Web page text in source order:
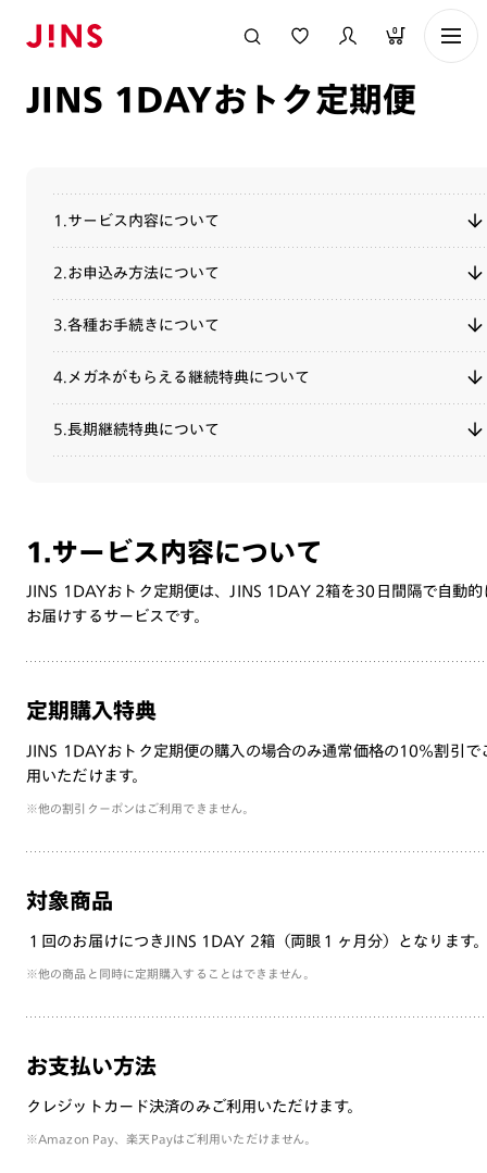
0
メガネのJINS TOP JINS 1DAYおトク定期便
JINS 1DAYおトク定期便
1.サービス内容について
2.お申込み方法について
3.各種お手続きについて
4.メガネがもらえる継続特典について
5.長期継続特典について
1.サービス内容について
JINS 1DAYおトク定期便は、JINS 1DAY 2箱を30日間隔で自動的
お届けするサービスです。
定期購入特典
JINS 1DAYおトク定期便の購入の場合のみ通常価格の10%割引で
用いただけます。
※他の割引クーポンはご利用できません。
対象商品
１回のお届けにつきJINS 1DAY 2箱（両眼１ヶ月分）となります
※他の商品と同時に定期購入することはできません。
お支払い方法
クレジットカード決済のみご利用いただけます。
※Amazon Pay、楽天Payはご利用いただけません。